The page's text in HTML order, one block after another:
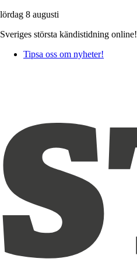
lördag 8 augusti
Sveriges största kändistidning online!
Tipsa oss om nyheter!